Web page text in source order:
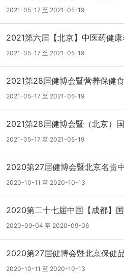
2021-05-17 至 2021-05-19
2021第六届【北京】中医药健
2021-05-17 至 2021-05-19
2021第28届健博会暨营养保健
2021-05-17 至 2021-05-19
2021第28届健博会暨（北京）
2021-05-17 至 2021-05-19
2020第27届健博会暨北京名贵
2020-10-11 至 2020-10-13
2020第二十七届中国【成都】
2020-09-04 至 2020-09-06
2020第27届健博会暨北京保健
2020-10-11 至 2020-10-13